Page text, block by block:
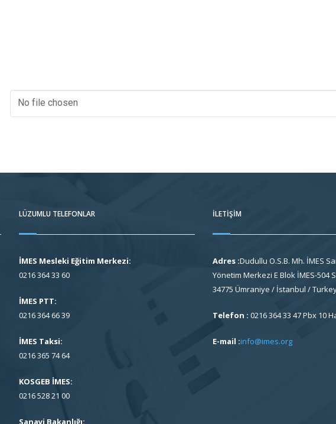
No file chosen
LÜZUMLU TELEFONLAR
İMES Mesleki Eğitim Merkezi:
0216 364 33 60
İMES PTT:
0216 364 66 39
İMES Taksi:
0216 365 74 64
KOSGEB İMES:
0216 528 21 00
Sanayi Bakanlığı:
İLETIŞIM
Adres :Dudullu O.S.B. Mh. İMES
Yönetim Merkezi E Blok İMES-504
34775 Ümraniye / İstanbul /
Telefon : 0216 364 33 47 Pbx 10
E-mail :info@imes.org